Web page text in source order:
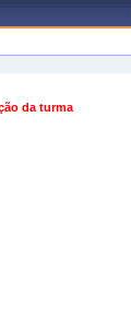
da turma